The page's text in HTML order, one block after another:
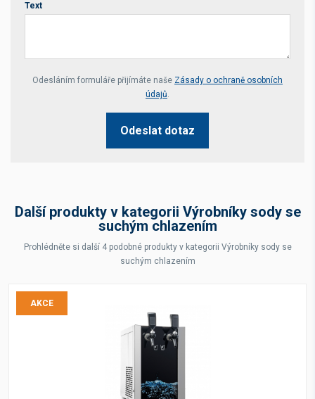
Text
Your website *
Odesláním formuláře přijímáte naše Zásady o ochraně osobních
údajů.
Odeslat dotaz
Další produkty v kategorii Výrobníky sody se
suchým chlazením
Prohlédněte si další 4 podobné produkty v kategorii Výrobníky sody se
suchým chlazením
AKCE